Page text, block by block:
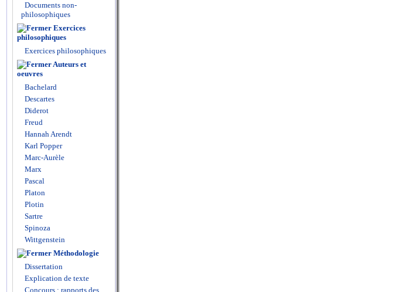
Documents non-
philosophiques
Exercices
philosophiques
Exercices philosophiques
Auteurs et
oeuvres
Bachelard
Descartes
Diderot
Freud
Hannah Arendt
Karl Popper
Marc-Aurèle
Marx
Pascal
Platon
Plotin
Sartre
Spinoza
Wittgenstein
Méthodologie
Dissertation
Explication de texte
Concours : rapports des